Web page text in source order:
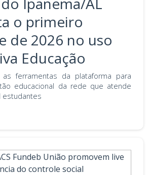
o primeiro
de 2026 no uso
Educação
as ferramentas da plataforma para
educacional da rede que atende
estudantes